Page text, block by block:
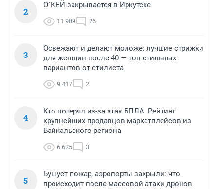
2
О`КЕЙ закрывается в Иркутске
11 989 26
3
Освежают и делают моложе: лучшие стрижки
для женщин после 40 — топ стильных
вариантов от стилиста
9 417 2
4
Кто потерял из-за атак БПЛА. Рейтинг
крупнейших продавцов маркетплейсов из
Байкальского региона
6 625 3
5
Бушует пожар, аэропорты закрыли: что
происходит после массовой атаки дронов